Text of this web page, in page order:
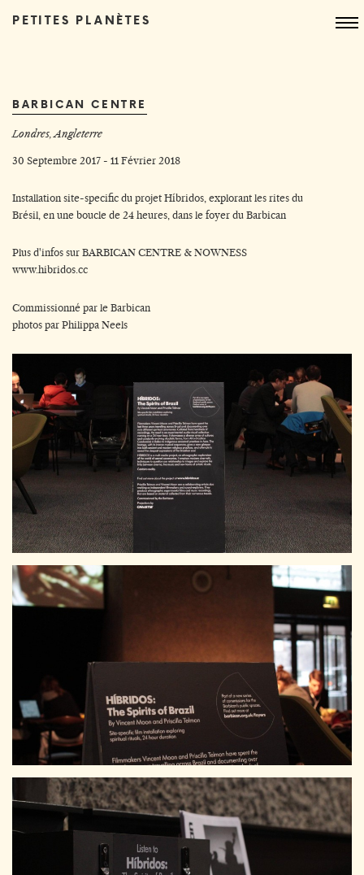
PETITES PLANÈTES
BARBICAN CENTRE
Londres, Angleterre
30 Septembre 2017 - 11 Février 2018
Installation site-specific du projet Híbridos, explorant les rites du
Brésil, en une boucle de 24 heures, dans le foyer du Barbican
Plus d'infos sur BARBICAN CENTRE & NOWNESS
www.hibridos.cc
Commissionné par le Barbican
photos par Philippa Neels